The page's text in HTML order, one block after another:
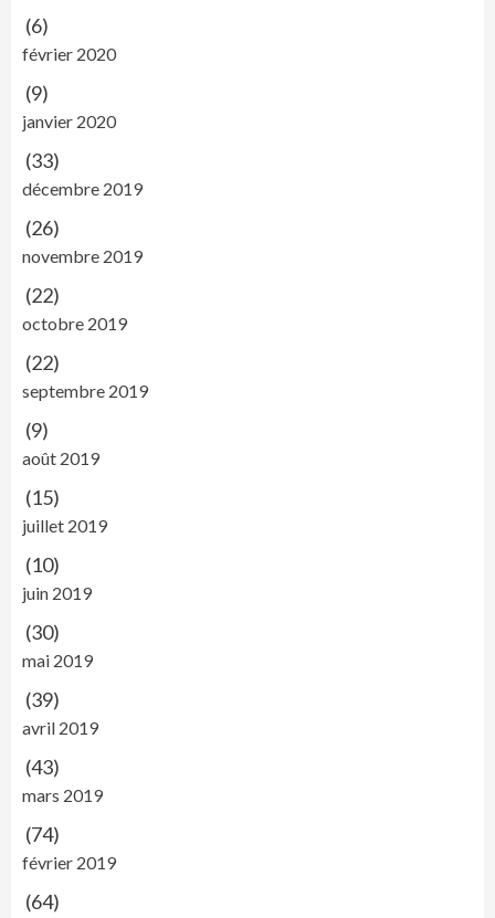
(6)
février 2020
(9)
janvier 2020
(33)
décembre 2019
(26)
novembre 2019
(22)
octobre 2019
(22)
septembre 2019
(9)
août 2019
(15)
juillet 2019
(10)
juin 2019
(30)
mai 2019
(39)
avril 2019
(43)
mars 2019
(74)
février 2019
(64)